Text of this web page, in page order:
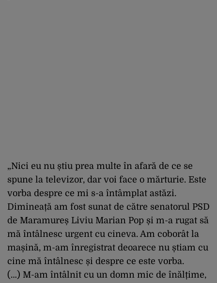
„Nici eu nu știu prea multe în afară de ce se
spune la televizor, dar voi face o mărturie. Este
vorba despre ce mi s-a întâmplat astăzi.
Dimineață am fost sunat de către senatorul PSD
de Maramureș Liviu Marian Pop și m-a rugat să
mă întâlnesc urgent cu cineva. Am coborât la
mașină, m-am înregistrat deoarece nu știam cu
cine mă întâlnesc și despre ce este vorba.
(…) M-am întâlnit cu un domn mic de înălțime,